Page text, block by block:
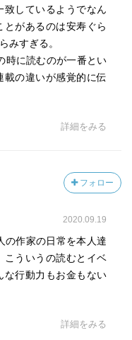
遊んでみてください。
を遊んで感動したので
がやってるからそう
作だよなあ、って思い
を何らかの形で自分も
プロアマ問わずにあ
てはいいタイミングで
テロ事件で受けた衝撃
だなあって思います。
ットで十分かなあと
ネットでちまちま読
買ってもいいかもし
致しているようでなん
があるのは安寿ぐら
みすぎる。
時に読むのが一番とい
載の違いが感覚的に伝
詳細をみる
フォロー
2020.09.19
の作家の日常を本人達
こういうの読むとイベ
な行動力もお金もない
詳細をみる